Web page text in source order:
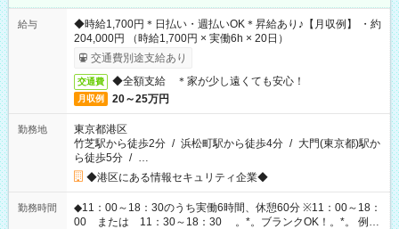
給与
◆時給1,700円＊日払い・週払いOK＊昇給あり♪【月収例】 ・約
204,000円 （時給1,700円 × 実働6h × 20日）
交通費別途支給あり
交通費 ◆全額支給 ＊家が少し遠くても安心！
月収例 20～25万円
勤務地
東京都港区
竹芝駅から徒歩2分 / 浜松町駅から徒歩4分 / 大門(東京都)駅か
ら徒歩5分 / …
◆港区にある情報セキュリティ企業◆
勤務時間
◆11：00～18：30のうち実働6時間、休憩60分 ※11：00～18：
00 または 11：30～18：30 。*。ブランクOK！。*。 例え